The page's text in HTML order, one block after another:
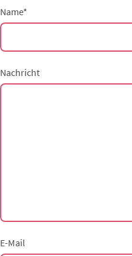
Name*
Nachricht
E-Mail